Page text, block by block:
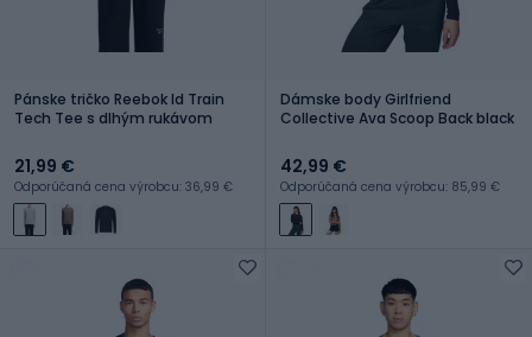
Pánske tričko Reebok Id Train
Tech Tee s dlhým rukávom
21,99 €
Odporúčaná cena výrobcu: 36,99 €
Dámske body Girlfriend
Collective Ava Scoop Back black
42,99 €
Odporúčaná cena výrobcu: 85,99 €